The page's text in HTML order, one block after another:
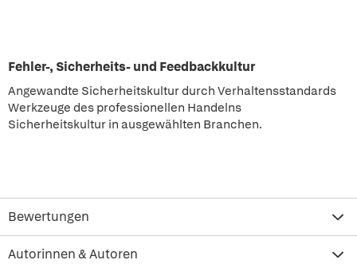
Fehler-, Sicherheits- und Feedbackkultur
Angewandte Sicherheitskultur durch Verhaltensstandards
Werkzeuge des professionellen Handelns
Sicherheitskultur in ausgewählten Branchen.
Bewertungen
Autorinnen & Autoren